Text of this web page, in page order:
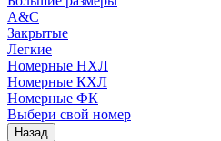
A&C
Закрытые
Легкие
Номерные НХЛ
Номерные КХЛ
Номерные ФК
Выбери свой номер
Назад